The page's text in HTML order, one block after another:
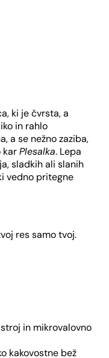
ki je čvrsta, a
in rahlo
a se nežno zaziba,
karPlesalka. Lepa
sladkih ali slanih
vedno pritegne
res samo tvoj.
in mikrovalovno
kakovostne bež